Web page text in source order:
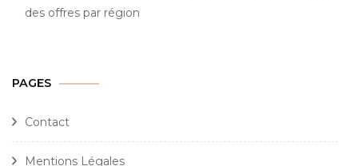
des offres par région
PAGES
Contact
Mentions Légales